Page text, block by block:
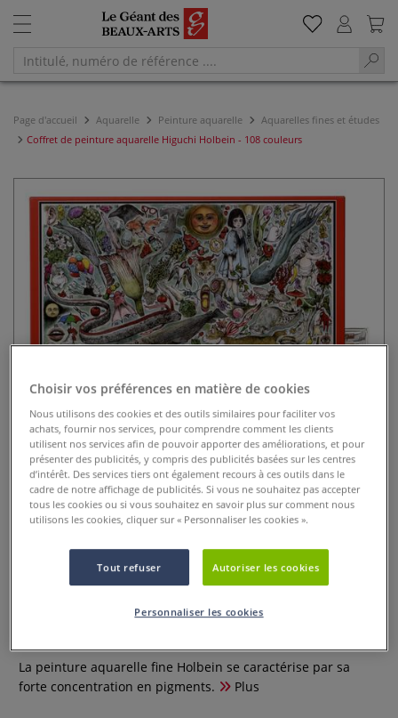
Page d'accueil Aquarelle Peinture aquarelle
Aquarelles fines et études
Coffret de peinture aquarelle Higuchi Holbein - 108 couleurs
Coffret de peinture aquarelle
La peinture aquarelle fine Holbein se caractérise par sa
forte concentration en pigments.
Plus
Choisir vos préférences en matière de cookies
Nous utilisons des cookies et des outils similaires pour faciliter vos
achats, fournir nos services, pour comprendre comment les clients
utilisent nos services afin de pouvoir apporter des améliorations, et pour
présenter des publicités, y compris des publicités basées sur les centres
d’intérêt. Des services tiers ont également recours à ces outils dans le
cadre de notre affichage de publicités. Si vous ne souhaitez pas accepter
tous les cookies ou si vous souhaitez en savoir plus sur comment nous
utilisons les cookies, cliquer sur « Personnaliser les cookies ».
Tout refuser Autoriser les cookies
Personnaliser les cookies